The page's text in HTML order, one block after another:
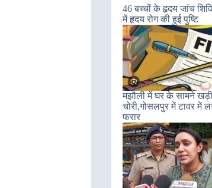
46 बच्चों के हृदय जांच
में हृदय रोग की हुई पुष्टि
मझौली में घर के सामने खड़ी
चोरी,गोसलपुर में टावर में
फरार